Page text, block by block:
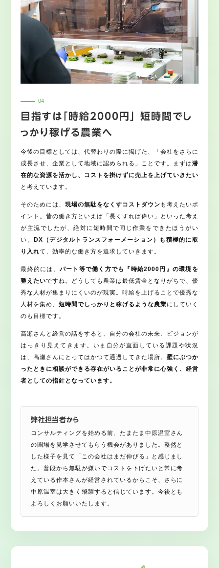
目指すは「時給2000円」 短時間でし
っかり稼げる農業へ
今後の目標としては、代替わりの際に掲げた、「会社をさらに
成長させ、企業として地域に認められる」ことです。まずは潜
在的な資源を活かし、コストを掛けずに売上を上げていきたい
と考えています。
そのためには、現場の無駄をなくすコストダウン も考えたいポ
イント。昔の働き方といえば「長くすれば偉い」といった考え
が主流でしたが、絶対に短時間で同じ作業をできたほうがい
い。
DX（デジタルトランスフォーメーション）も積極的に取
り入れて、効率的な働き方を追求していきます。
最終的には、 パート等で働く方でも『時給2000円』の環境を
整えたいですね。どうしても農業は最低賃金となりがちで、優
秀な人材が集まりにくいのが現実。時給を上げることで優秀な
人材を集め、短時間でしっかりと稼げるような農業にしていく
のも目標です。
高瀬さんと経営の話をすると、自分の会社の未来、ビジョンが
はっきり見えてきます。いま自分が直面している課題や状況
は、高瀬さんにとってはかつて通過してきた場所。 壁にぶつか
ったときに相談ができる存在がいることが非常に心強く、経営
者としての指針となっています。
弊社担当者から
コンサルティングを始める前、たまたま中原温室さん
の圃場を見学させてもらう機会がありました。整然と
した様子を見て「この会社はまだ伸びる」と感じまし
た。普段から無駄が嫌いでコストを下げたいと常に考
えている作本さんが経営されているからこそ、さらに
中原温室は大きく飛躍すると信じています。今後とも
よろしくお願いいたします。